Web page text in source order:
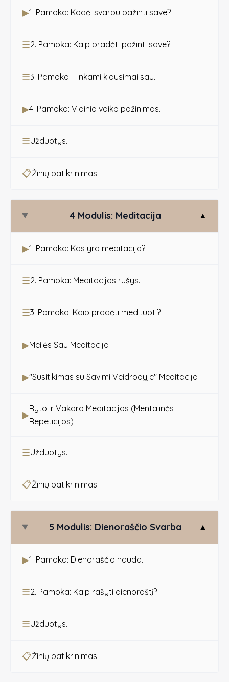
▶1. Pamoka: Kodėl svarbu pažinti save?
☰2. Pamoka: Kaip pradėti pažinti save?
☰3. Pamoka: Tinkami klausimai sau.
▶4. Pamoka: Vidinio vaiko pažinimas.
☰Užduotys.
📋Žinių patikrinimas.
4 Modulis: Meditacija ▲
▶1. Pamoka: Kas yra meditacija?
☰2. Pamoka: Meditacijos rūšys.
☰3. Pamoka: Kaip pradėti medituoti?
▶Meilės Sau Meditacija
▶"Susitikimas su Savimi Veidrodyje" Meditacija
▶
Ryto Ir Vakaro Meditacijos (Mentalinės
Repeticijos)
☰Užduotys.
📋Žinių patikrinimas.
5 Modulis: Dienoraščio Svarba ▲
▶1. Pamoka: Dienoraščio nauda.
☰2. Pamoka: Kaip rašyti dienoraštį?
☰Užduotys.
📋Žinių patikrinimas.